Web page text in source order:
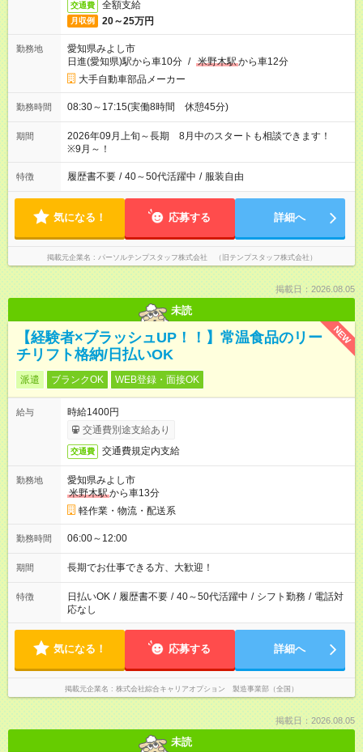
交通費 全額支給
月収例 20～25万円
勤務地
愛知県みよし市
日進(愛知県)駅から車10分 / 米野木駅から車12分
大手自動車部品メーカー
勤務時間 08:30～17:15(実働8時間 休憩45分)
期間
2026年09月上旬～長期 8月中のスタートも相談できます！
※9月～！
特徴 履歴書不要 / 40～50代活躍中 / 服装自由
気になる！ 応募する 詳細へ
掲載元企業名 パーソルテンプスタッフ株式会社 （旧テンプスタッフ株式会社）
掲載日：2026.08.05
未読
NEW
【経験者×ブラッシュUP！！】常温食品のリー
チリフト格納/日払いOK
派遣 ブランクOK WEB登録・面接OK
給与
時給1400円
交通費別途支給あり
交通費 交通費規定内支給
勤務地
愛知県みよし市
米野木駅から車13分
軽作業・物流・配送系
勤務時間 06:00～12:00
期間 長期でお仕事できる方、大歓迎！
特徴 日払いOK / 履歴書不要 / 40～50代活躍中 / シフト勤務 / 電話対
応なし
気になる！ 応募する 詳細へ
掲載元企業名 株式会社綜合キャリアオプション 製造事業部（全国）
掲載日：2026.08.05
未読